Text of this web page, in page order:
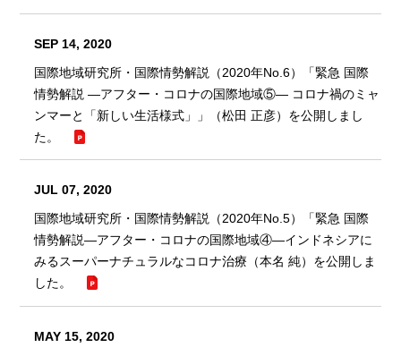
SEP 14, 2020
国際地域研究所・国際情勢解説（2020年No.6）「緊急 国際
情勢解説 ―アフター・コロナの国際地域⑤― コロナ禍のミャ
ンマーと「新しい生活様式」」（松田 正彦）を公開しまし
た。
JUL 07, 2020
国際地域研究所・国際情勢解説（2020年No.5）「緊急 国際
情勢解説―アフター・コロナの国際地域④―インドネシアに
みるスーパーナチュラルなコロナ治療（本名 純）を公開しま
した。
MAY 15, 2020